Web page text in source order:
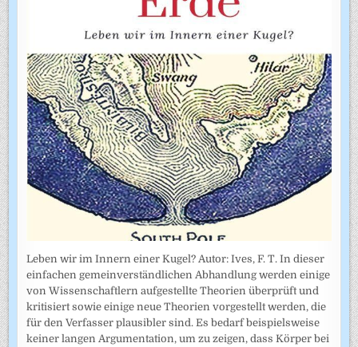
Leben wir im Innern einer Kugel? Autor: Ives, F. T. In dieser
einfachen gemeinverständlichen Abhandlung werden einige
von Wissenschaftlern aufgestellte Theorien überprüft und
kritisiert sowie einige neue Theorien vorgestellt werden, die
für den Verfasser plausibler sind. Es bedarf beispielsweise
keiner langen Argumentation, um zu zeigen, dass Körper bei